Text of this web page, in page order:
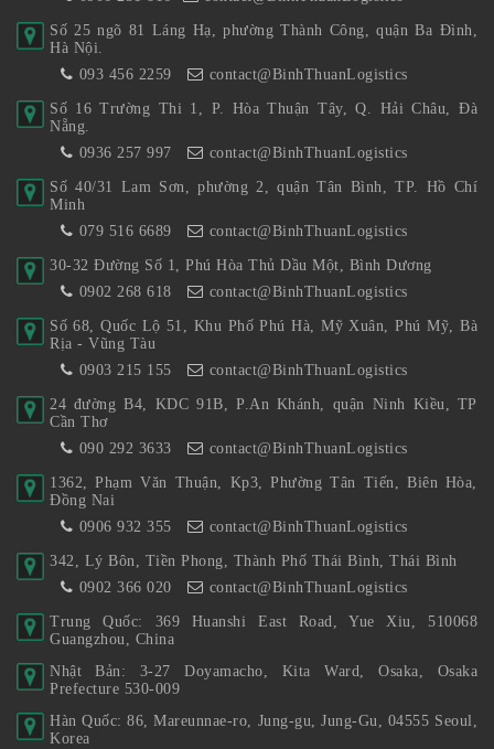
Số 25 ngõ 81 Láng Hạ, phường Thành Công, quận Ba Đình,
Hà Nội.
093 456 2259
contact@BinhThuanLogistics
Số 16 Trường Thi 1, P. Hòa Thuận Tây, Q. Hải Châu, Đà
Nẵng.
0936 257 997
contact@BinhThuanLogistics
Số 40/31 Lam Sơn, phường 2, quận Tân Bình, TP. Hồ Chí
Minh
079 516 6689
contact@BinhThuanLogistics
30-32 Đường Số 1, Phú Hòa Thủ Dầu Một, Bình Dương
0902 268 618
contact@BinhThuanLogistics
Số 68, Quốc Lộ 51, Khu Phố Phú Hà, Mỹ Xuân, Phú Mỹ, Bà
Rịa - Vũng Tàu
0903 215 155
contact@BinhThuanLogistics
24 đường B4, KDC 91B, P.An Khánh, quận Ninh Kiều, TP
Cần Thơ
090 292 3633
contact@BinhThuanLogistics
1362, Phạm Văn Thuận, Kp3, Phường Tân Tiến, Biên Hòa,
Đồng Nai
0906 932 355
contact@BinhThuanLogistics
342, Lý Bôn, Tiền Phong, Thành Phố Thái Bình, Thái Bình
0902 366 020
contact@BinhThuanLogistics
Trung Quốc: 369 Huanshi East Road, Yue Xiu, 510068
Guangzhou, China
Nhật Bản: 3-27 Doyamacho, Kita Ward, Osaka, Osaka
Prefecture 530-009
Hàn Quốc: 86, Mareunnae-ro, Jung-gu, Jung-Gu, 04555 Seoul,
Korea